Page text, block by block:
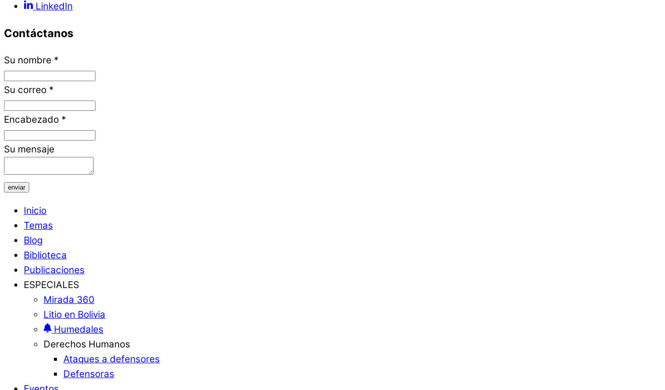
LinkedIn
Contáctanos
Su nombre *
Su correo *
Encabezado *
Su mensaje
enviar
Inicio
Temas
Blog
Biblioteca
Publicaciones
ESPECIALES
Mirada 360
Litio en Bolivia
Humedales
Derechos Humanos
Ataques a defensores
Defensoras